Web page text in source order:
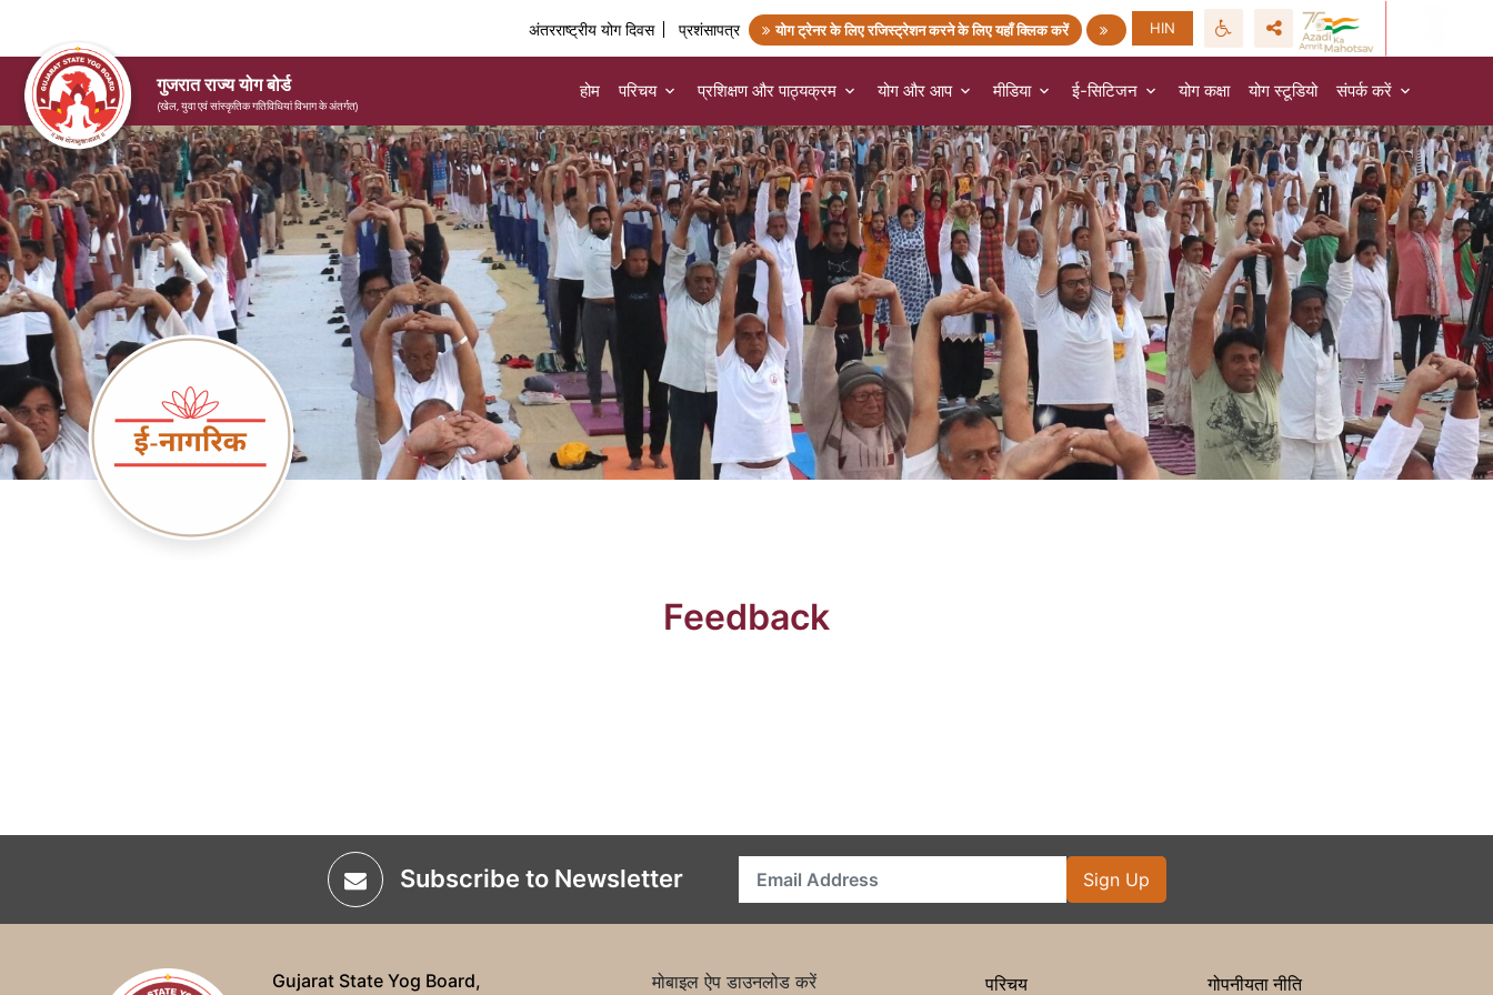
अंतरराष्ट्रीय योग दिवस प्रशंसापत्र योग ट्रेनर के लिए रजिस्ट्रेशन करने के लिए यहाँ क्लिक करें HIN
गुजरात राज्य योग बोर्ड
(खेल, युवा एवं सांस्कृतिक गतिविधियां विभाग के अंतर्गत)
होम परिचय प्रशिक्षण और पाठ्यक्रम योग और आप मीडिया ई-सिटिजन योग कक्षा योग स्टूडियो संपर्क करें
Feedback
Subscribe to Newsletter Sign Up
Gujarat State Yog Board,
मोबाइल ऐप डाउनलोड करें परिचय गोपनीयता नीति